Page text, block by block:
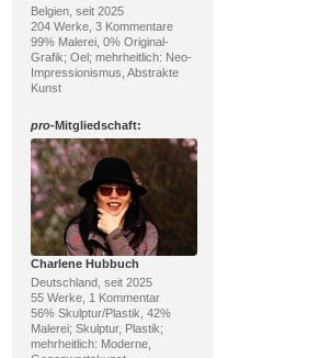
Belgien, seit 2025
204 Werke, 3 Kommentare
99% Malerei, 0% Original-
Grafik; Oel; mehrheitlich: Neo-
Impressionismus, Abstrakte
Kunst
pro-Mitgliedschaft:
Charlene Hubbuch
Deutschland, seit 2025
55 Werke, 1 Kommentar
56% Skulptur/Plastik, 42%
Malerei; Skulptur, Plastik;
mehrheitlich: Moderne,